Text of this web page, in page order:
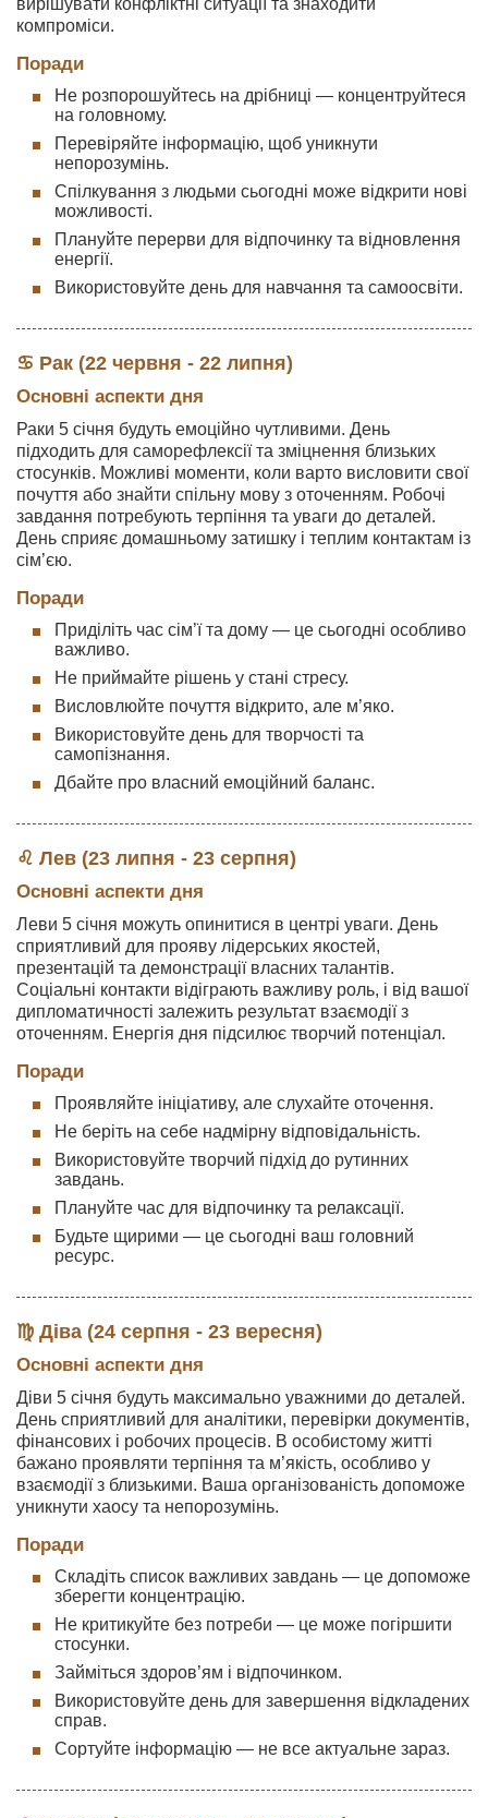
вирішувати конфліктні ситуації та знаходити
компроміси.
Поради
Не розпорошуйтесь на дрібниці — концентруйтеся
на головному.
Перевіряйте інформацію, щоб уникнути
непорозумінь.
Спілкування з людьми сьогодні може відкрити нові
можливості.
Плануйте перерви для відпочинку та відновлення
енергії.
Використовуйте день для навчання та самоосвіти.
♋ Рак (22 червня - 22 липня)
Основні аспекти дня
Раки 5 січня будуть емоційно чутливими. День
підходить для саморефлексії та зміцнення близьких
стосунків. Можливі моменти, коли варто висловити свої
почуття або знайти спільну мову з оточенням. Робочі
завдання потребують терпіння та уваги до деталей.
День сприяє домашньому затишку і теплим контактам із
сім’єю.
Поради
Приділіть час сім’ї та дому — це сьогодні особливо
важливо.
Не приймайте рішень у стані стресу.
Висловлюйте почуття відкрито, але м’яко.
Використовуйте день для творчості та
самопізнання.
Дбайте про власний емоційний баланс.
♌ Лев (23 липня - 23 серпня)
Основні аспекти дня
Леви 5 січня можуть опинитися в центрі уваги. День
сприятливий для прояву лідерських якостей,
презентацій та демонстрації власних талантів.
Соціальні контакти відіграють важливу роль, і від вашої
дипломатичності залежить результат взаємодії з
оточенням. Енергія дня підсилює творчий потенціал.
Поради
Проявляйте ініціативу, але слухайте оточення.
Не беріть на себе надмірну відповідальність.
Використовуйте творчий підхід до рутинних
завдань.
Плануйте час для відпочинку та релаксації.
Будьте щирими — це сьогодні ваш головний
ресурс.
♍ Діва (24 серпня - 23 вересня)
Основні аспекти дня
Діви 5 січня будуть максимально уважними до деталей.
День сприятливий для аналітики, перевірки документів,
фінансових і робочих процесів. В особистому житті
бажано проявляти терпіння та м’якість, особливо у
взаємодії з близькими. Ваша організованість допоможе
уникнути хаосу та непорозумінь.
Поради
Складіть список важливих завдань — це допоможе
зберегти концентрацію.
Не критикуйте без потреби — це може погіршити
стосунки.
Займіться здоров’ям і відпочинком.
Використовуйте день для завершення відкладених
справ.
Сортуйте інформацію — не все актуальне зараз.